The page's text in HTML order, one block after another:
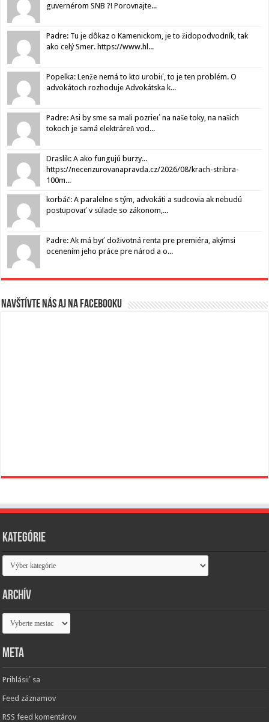
guvernérom SNB ?! Porovnajte...
Padre: Tu je dôkaz o Kamenickom, je to židopodvodník, tak
ako celý Smer. https://www.hl...
Popelka: Lenže nemá to kto urobiť, to je ten problém. O
advokátoch rozhoduje Advokátska k...
Padre: Asi by sme sa mali pozrieť na naše toky, na našich
tokoch je samá elektráreň vod...
Draslik: A ako fungujú burzy...
https://necenzurovanapravda.cz/2026/08/krach-stribra-
100m...
korbáč: A paralelne s tým, advokáti a sudcovia ak nebudú
postupovať v súlade so zákonom,...
Padre: Ak má byť doživotná renta pre premiéra, akýmsi
ocenením jeho práce pre národ a o...
Navštívte nás aj na Facebooku
Kategórie
Kategórie
Archív
Archív
Meta
Prihlásiť sa
Feed záznamov
RSS feed komentárov